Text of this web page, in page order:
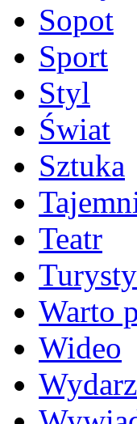
Sopot
Sport
Styl
Świat
Sztuka
Teatr
Warto
Wideo